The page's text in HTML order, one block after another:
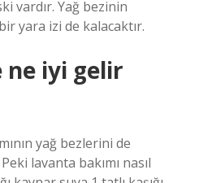
vardır. Yağ bezinin
yara izi de kalacaktır.
ne iyi gelir
yağ bezlerini de
lavanta bakımı nasıl